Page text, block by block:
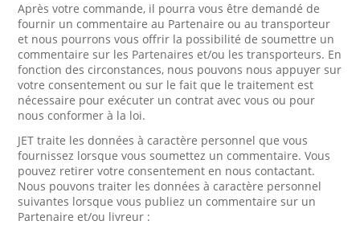
Après votre commande, il pourra vous être demandé de
fournir un commentaire au Partenaire ou au transporteur
et nous pourrons vous offrir la possibilité de soumettre un
commentaire sur les Partenaires et/ou les transporteurs. En
fonction des circonstances, nous pouvons nous appuyer sur
votre consentement ou sur le fait que le traitement est
nécessaire pour exécuter un contrat avec vous ou pour
nous conformer à la loi.
JET traite les données à caractère personnel que vous
fournissez lorsque vous soumettez un commentaire. Vous
pouvez retirer votre consentement en nous contactant.
Nous pouvons traiter les données à caractère personnel
suivantes lorsque vous publiez un commentaire sur un
Partenaire et/ou livreur :